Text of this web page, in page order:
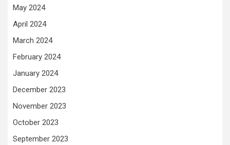
May 2024
April 2024
March 2024
February 2024
January 2024
December 2023
November 2023
October 2023
September 2023